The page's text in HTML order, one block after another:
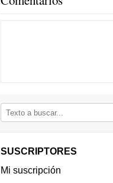
SUSCRIPTORES
Mi suscripción